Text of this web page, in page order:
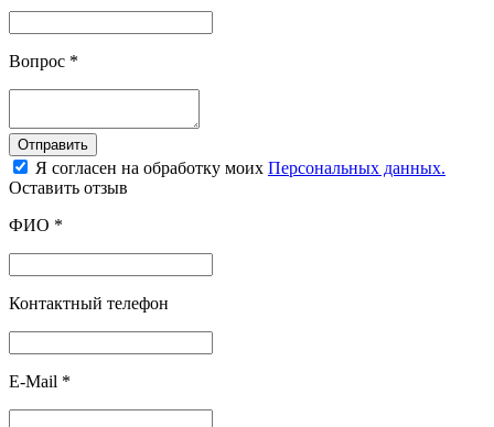
Вопрос *
Отправить
Я согласен на обработку моих Персональных данных.
Оставить отзыв
ФИО *
Контактный телефон
E-Mail *